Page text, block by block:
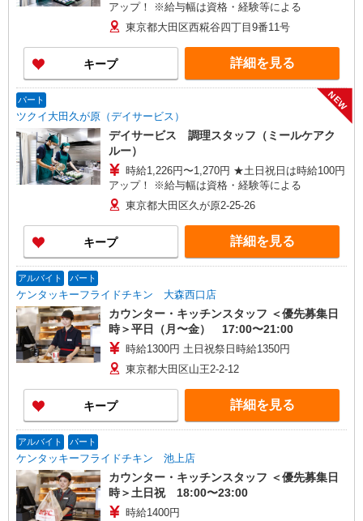
アップ！ ※給与幅は資格・経験等による
東京都大田区西糀谷四丁目9番11号
キープ 詳細を見る
パート
ツクイ大田久が原（デイサービス）
NEW
デイサービス 調理スタッフ（ミールケアク
ルー）
時給1,226円〜1,270円 ★土日祝日は時給100円
アップ！ ※給与幅は資格・経験等による
東京都大田区久が原2-25-26
キープ 詳細を見る
アルバイト パート
ケンタッキーフライドチキン 大森西口店
カウンター・キッチンスタッフ ＜優先募集日
時＞平日（月〜金） 17:00〜21:00
時給1300円 土日祝祭日時給1350円
東京都大田区山王2-2-12
キープ 詳細を見る
アルバイト パート
ケンタッキーフライドチキン 池上店
カウンター・キッチンスタッフ ＜優先募集日
時＞土日祝 18:00〜23:00
時給1400円